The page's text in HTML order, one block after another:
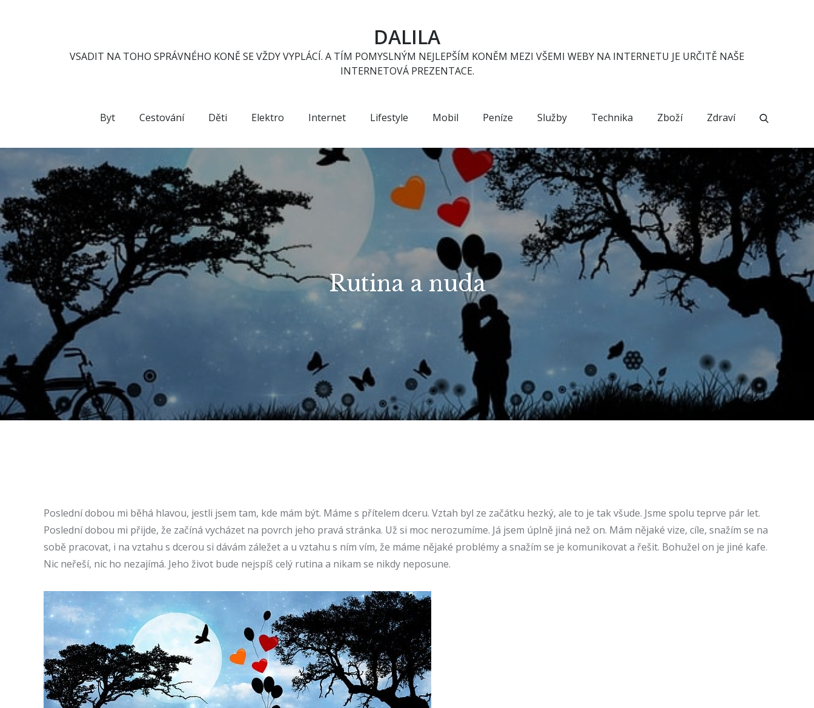
DALILA
VSADIT NA TOHO SPRÁVNÉHO KONĚ SE VŽDY VYPLÁCÍ. A TÍM POMYSLNÝM NEJLEPŠÍM KONĚM MEZI VŠEMI WEBY NA INTERNETU JE URČITĚ NAŠE
INTERNETOVÁ PREZENTACE.
Byt Cestování Děti Elektro Internet Lifestyle Mobil Peníze Služby Technika Zboží Zdraví
Rutina a nuda
Poslední dobou mi běhá hlavou, jestli jsem tam, kde mám být. Máme s přítelem dceru. Vztah byl ze začátku hezký, ale to je tak všude. Jsme spolu teprve pár let.
Poslední dobou mi přijde, že začíná vycházet na povrch jeho pravá stránka. Už si moc nerozumíme. Já jsem úplně jiná než on. Mám nějaké vize, cíle, snažím se na
sobě pracovat, i na vztahu s dcerou si dávám záležet a u vztahu s ním vím, že máme nějaké problémy a snažím se je komunikovat a řešit. Bohužel on je jiné kafe.
Nic neřeší, nic ho nezajímá. Jeho život bude nejspíš celý rutina a nikam se nikdy neposune.